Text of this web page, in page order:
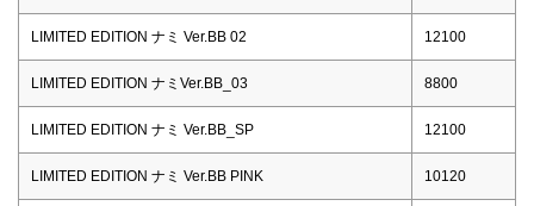
LIMITED EDITION ナミ Ver.BB 02 12100
LIMITED EDITION ナミVer.BB_03 8800
LIMITED EDITION ナミ Ver.BB_SP 12100
LIMITED EDITION ナミ Ver.BB PINK 10120